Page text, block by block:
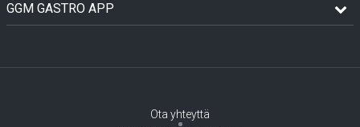
GGM GASTRO APP
Ota yhteyttä